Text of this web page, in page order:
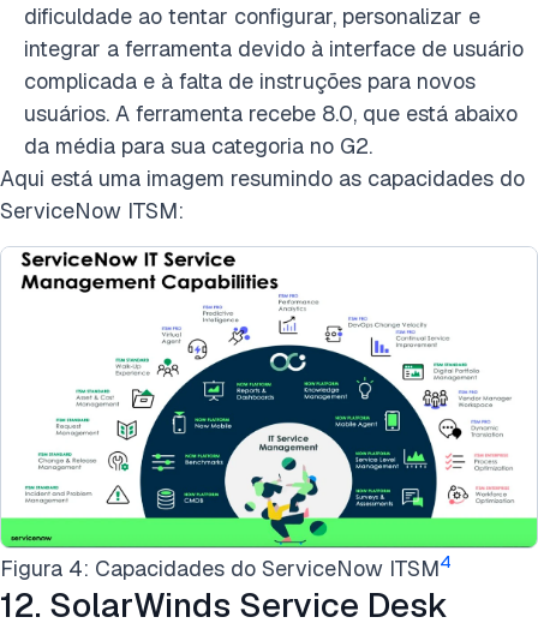
dificuldade ao tentar configurar, personalizar e
integrar a ferramenta devido à interface de usuário
complicada e à falta de instruções para novos
usuários. A ferramenta recebe 8.0, que está abaixo
da média para sua categoria no G2.
Aqui está uma imagem resumindo as capacidades do
ServiceNow ITSM:
Figura 4: Capacidades do ServiceNow ITSM4
12. SolarWinds Service Desk